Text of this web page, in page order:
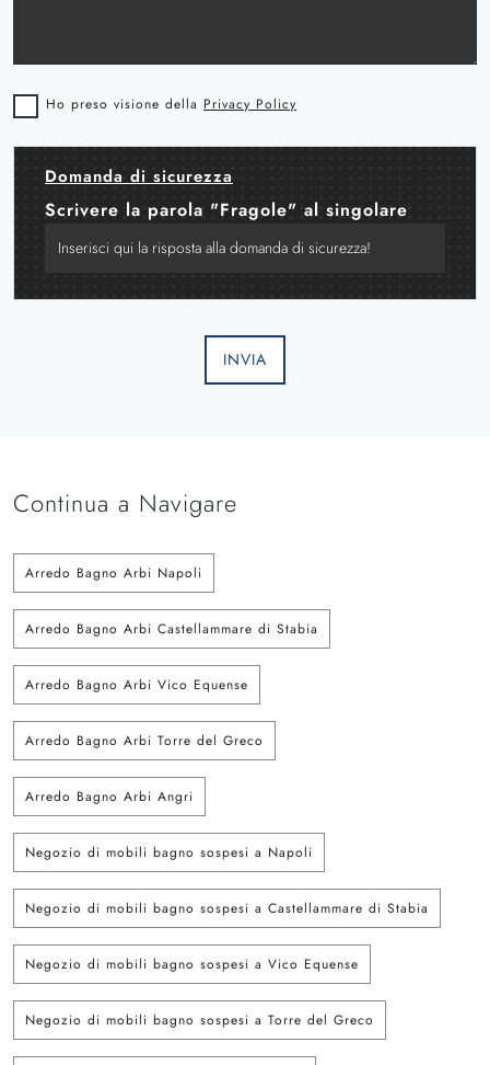
Ho preso visione della Privacy Policy
Domanda di sicurezza
Scrivere la parola "Fragole" al singolare
INVIA
Continua a Navigare
Arredo Bagno Arbi Napoli
Arredo Bagno Arbi Castellammare di Stabia
Arredo Bagno Arbi Vico Equense
Arredo Bagno Arbi Torre del Greco
Arredo Bagno Arbi Angri
Negozio di mobili bagno sospesi a Napoli
Negozio di mobili bagno sospesi a Castellammare di Stabia
Negozio di mobili bagno sospesi a Vico Equense
Negozio di mobili bagno sospesi a Torre del Greco